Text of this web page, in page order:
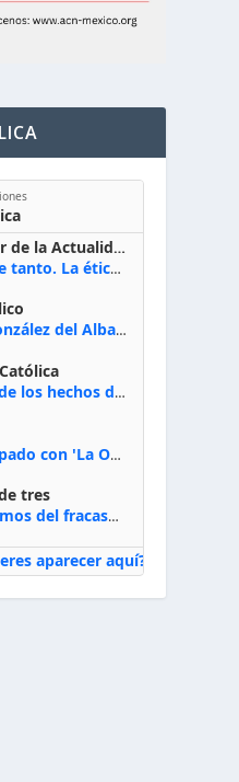
El Observador de la Actualidad
El mal no puede tanto. La ética del bien posible
José Ricardo González del Alba, artista sacro: «Yo oro, hablo con Dios, le pido al Espíritu Santo su inspiración y siempre pinto rezando el rosario para que sea Él quien actúe a través de mis manos»
Verificabilidad de los hechos de la Biblia
Tres horas atrapado con 'La Odisea' de Nolan
tres
Lo que aprendimos del fracaso al emprender
aparecer aquí?